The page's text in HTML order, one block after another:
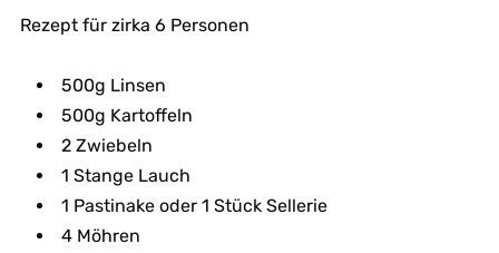
Rezept für zirka 6 Personen
500g Linsen
500g Kartoffeln
2 Zwiebeln
1 Stange Lauch
1 Pastinake oder 1 Stück Sellerie
4 Möhren